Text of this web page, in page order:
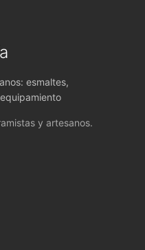
UNDERGLAZES
esmaltes,
y artesanos.